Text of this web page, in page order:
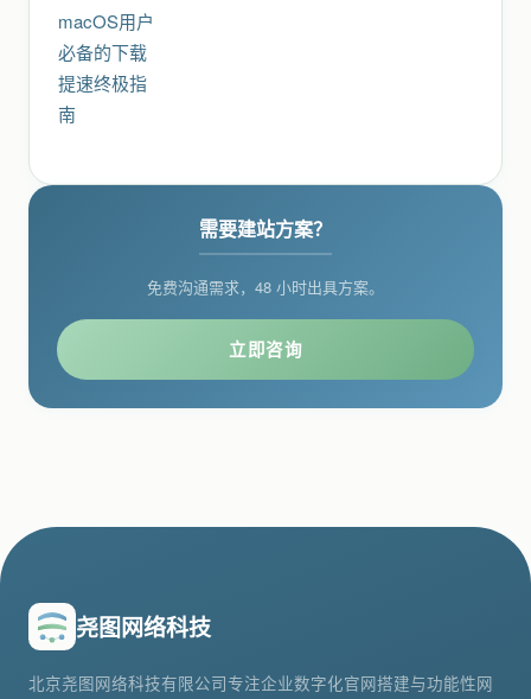
需要建站方案？
免费沟通需求，48 小时出具方案。
立即咨询
尧图网络科技
北京尧图网络科技有限公司专注企业数字化官网搭建与功能性网